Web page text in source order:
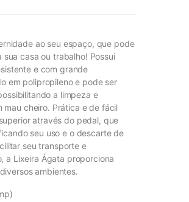
ao seu espaço, que pode
casa ou trabalho! Possui
e com grande
em polipropileno e pode ser
a limpeza e
cheiro. Prática e de fácil
através do pedal, que
seu uso e o descarte de
seu transporte e
a Lixeira Ágata proporciona
ambientes.